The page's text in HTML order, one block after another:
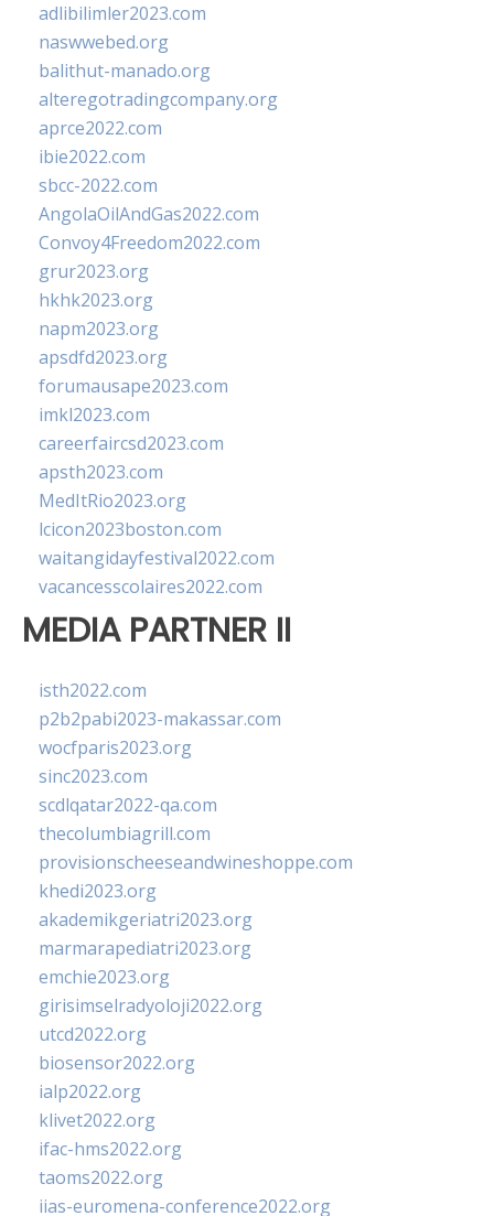
adlibilimler2023.com
naswwebed.org
balithut-manado.org
alteregotradingcompany.org
aprce2022.com
ibie2022.com
sbcc-2022.com
AngolaOilAndGas2022.com
Convoy4Freedom2022.com
grur2023.org
hkhk2023.org
napm2023.org
apsdfd2023.org
forumausape2023.com
imkl2023.com
careerfaircsd2023.com
apsth2023.com
MedItRio2023.org
lcicon2023boston.com
waitangidayfestival2022.com
vacancesscolaires2022.com
MEDIA PARTNER II
isth2022.com
p2b2pabi2023-makassar.com
wocfparis2023.org
sinc2023.com
scdlqatar2022-qa.com
thecolumbiagrill.com
provisionscheeseandwineshoppe.com
khedi2023.org
akademikgeriatri2023.org
marmarapediatri2023.org
emchie2023.org
girisimselradyoloji2022.org
utcd2022.org
biosensor2022.org
ialp2022.org
klivet2022.org
ifac-hms2022.org
taoms2022.org
iias-euromena-conference2022.org